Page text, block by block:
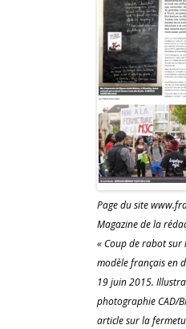
Page du site
Magazine de la
« Coup de rabot sur
modèle français en
19 juin 2015.
photographie CAD/
article sur la